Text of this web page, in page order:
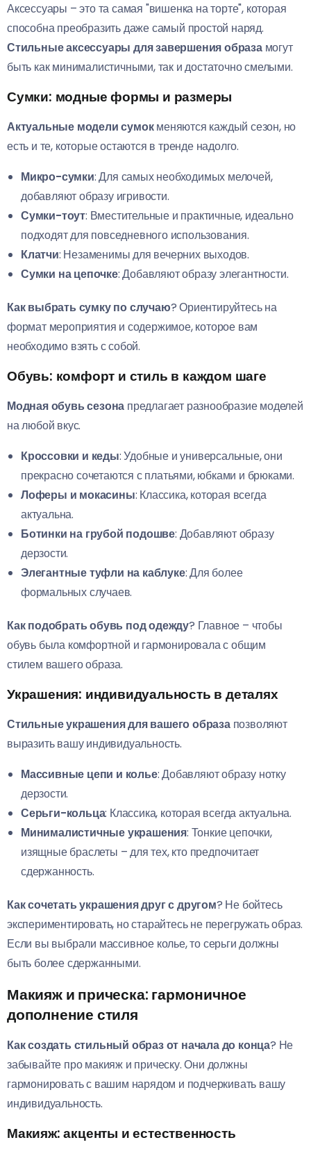
Аксессуары – это та самая "вишенка на торте", которая
способна преобразить даже самый простой наряд.
Стильные аксессуары для завершения образамогут
быть как минималистичными, так и достаточно смелыми.
Сумки: модные формы и размеры
Актуальные модели сумокменяются каждый сезон, но
есть и те, которые остаются в тренде надолго.
Микро-сумки: Для самых необходимых мелочей,
добавляют образу игривости.
Сумки-тоут: Вместительные и практичные, идеально
подходят для повседневного использования.
Клатчи: Незаменимы для вечерних выходов.
Сумки на цепочке: Добавляют образу элегантности.
Как выбрать сумку по случаю? Ориентируйтесь на
формат мероприятия и содержимое, которое вам
необходимо взять с собой.
Обувь: комфорт и стиль в каждом шаге
Модная обувь сезона предлагает разнообразие моделей
на любой вкус.
Кроссовки и кеды: Удобные и универсальные, они
прекрасно сочетаются с платьями, юбками и брюками.
Лоферы и мокасины: Классика, которая всегда
актуальна.
Ботинки на грубой подошве: Добавляют образу
дерзости.
Элегантные туфли на каблуке: Для более
формальных случаев.
Как подобрать обувь под одежду? Главное – чтобы
обувь была комфортной и гармонировала с общим
стилем вашего образа.
Украшения: индивидуальность в деталях
Стильные украшения для вашего образапозволяют
выразить вашу индивидуальность.
Массивные цепи и колье: Добавляют образу нотку
дерзости.
Серьги-кольца: Классика, которая всегда актуальна.
Минималистичные украшения: Тонкие цепочки,
изящные браслеты – для тех, кто предпочитает
сдержанность.
Как сочетать украшения друг с другом? Не бойтесь
экспериментировать, но старайтесь не перегружать образ.
Если вы выбрали массивное колье, то серьги должны
быть более сдержанными.
Макияж и прическа: гармоничное
дополнение стиля
Как создать стильный образ от начала до конца? Не
забывайте про макияж и прическу. Они должны
гармонировать с вашим нарядом и подчеркивать вашу
индивидуальность.
Макияж: акценты и естественность